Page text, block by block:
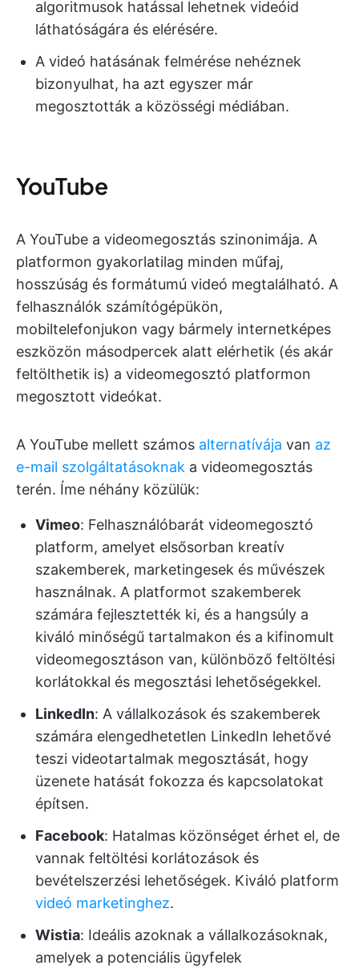
algoritmusok hatással lehetnek videóid
láthatóságára és elérésére.
A videó hatásának felmérése nehéznek
bizonyulhat, ha azt egyszer már
megosztották a közösségi médiában.
YouTube
A YouTube a videomegosztás szinonimája. A
platformon gyakorlatilag minden műfaj,
hosszúság és formátumú videó megtalálható. A
felhasználók számítógépükön,
mobiltelefonjukon vagy bármely internetképes
eszközön másodpercek alatt elérhetik (és akár
feltölthetik is) a videomegosztó platformon
megosztott videókat.
A YouTube mellett számos alternatívája van az
e-mail szolgáltatásoknak a videomegosztás
terén. Íme néhány közülük:
Vimeo: Felhasználóbarát videomegosztó
platform, amelyet elsősorban kreatív
szakemberek, marketingesek és művészek
használnak. A platformot szakemberek
számára fejlesztették ki, és a hangsúly a
kiváló minőségű tartalmakon és a kifinomult
videomegosztáson van, különböző feltöltési
korlátokkal és megosztási lehetőségekkel.
LinkedIn: A vállalkozások és szakemberek
számára elengedhetetlen LinkedIn lehetővé
teszi videotartalmak megosztását, hogy
üzenete hatását fokozza és kapcsolatokat
építsen.
Facebook: Hatalmas közönséget érhet el, de
vannak feltöltési korlátozások és
bevételszerzési lehetőségek. Kiváló platform
videó marketinghez.
Wistia: Ideális azoknak a vállalkozásoknak,
amelyek a potenciális ügyfelek